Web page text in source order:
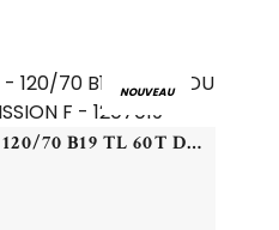
NOUVEAU
DUNLOP - 120/70 B19 TL 60T DU TRX MISSION F - 1207019 -